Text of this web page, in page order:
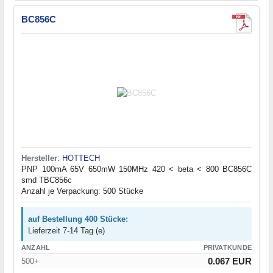
BC856C
Hersteller: HOTTECH
PNP 100mA 65V 650mW 150MHz 420 < beta < 800 BC856C
smd TBC856c
Anzahl je Verpackung: 500 Stücke
auf Bestellung 400 Stücke:
Lieferzeit 7-14 Tag (e)
ANZAHL PRIVATKUNDE
500+ 0.067 EUR